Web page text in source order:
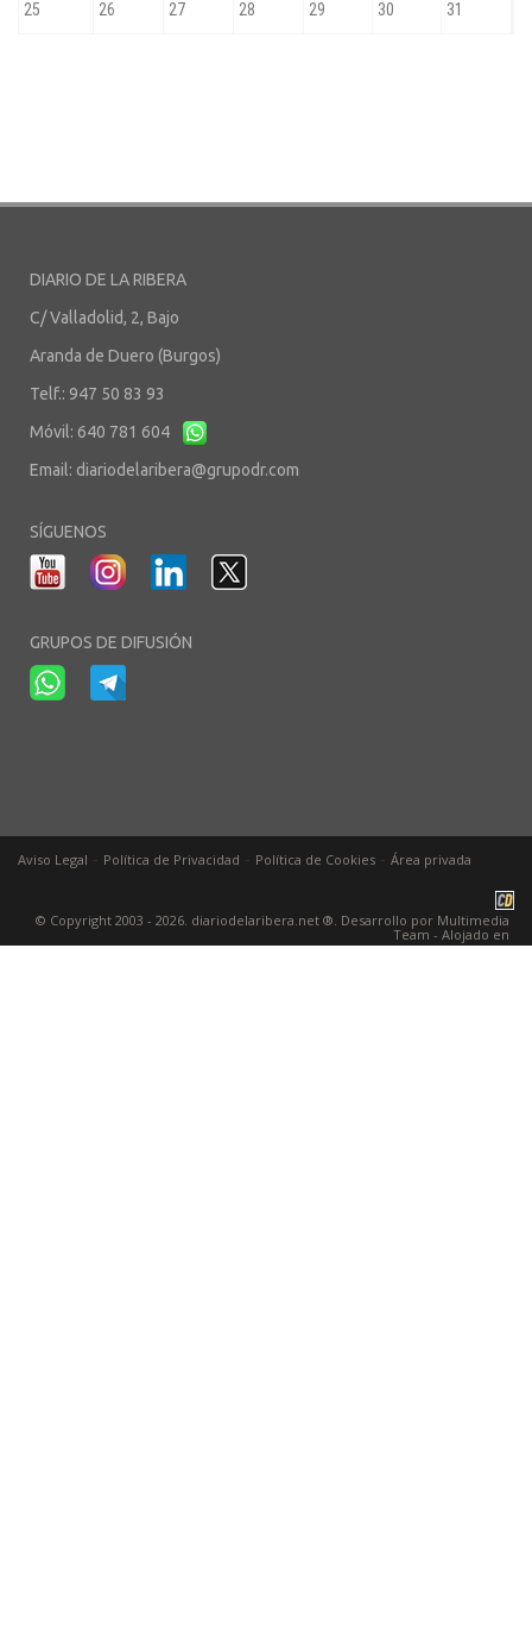
DIARIO DE LA RIBERA
C/ Valladolid, 2, Bajo
Aranda de Duero (Burgos)
Telf.: 947 50 83 93
Móvil: 640 781 604
Email: diariodelaribera@grupodr.com
SÍGUENOS
GRUPOS DE DIFUSIÓN
Aviso Legal Política de Privacidad Política de Cookies Área privada
© Copyright 2003 - 2026. diariodelaribera.net ®. Desarrollo por Multimedia
Team - Alojado en